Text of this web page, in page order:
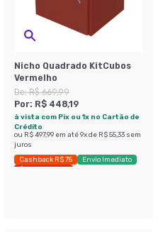
Nicho Quadrado KitCubos
Vermelho
De:R$ 669,99
Por: R$ 448,19
à vista com Pix ou 1x no Cartão de
Crédito
ou R$ 497,99 em até9x de R$ 55,33 sem
juros
Cashback R$ 75
Envio Imediato
Últimas peças